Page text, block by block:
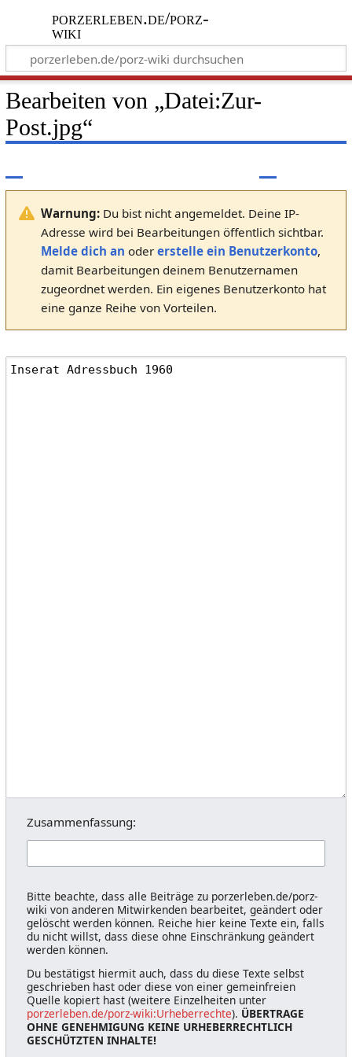
porzerleben.de/porz-
wiki
Bearbeiten von „Datei:Zur-
Post.jpg“
Warnung:Du bist nicht angemeldet. Deine IP-
Adresse wird bei Bearbeitungen öffentlich sichtbar.
Melde dich an oder erstelle ein Benutzerkonto,
damit Bearbeitungen deinem Benutzernamen
zugeordnet werden. Ein eigenes Benutzerkonto hat
eine ganze Reihe von Vorteilen.
Zusammenfassung:
Bitte beachte, dass alle Beiträge zu porzerleben.de/porz-
wiki von anderen Mitwirkenden bearbeitet, geändert oder
gelöscht werden können. Reiche hier keine Texte ein, falls
du nicht willst, dass diese ohne Einschränkung geändert
werden können.
Du bestätigst hiermit auch, dass du diese Texte selbst
geschrieben hast oder diese von einer gemeinfreien
Quelle kopiert hast (weitere Einzelheiten unter
porzerleben.de/porz-wiki:Urheberrechte). ÜBERTRAGE
OHNE GENEHMIGUNG KEINE URHEBERRECHTLICH
GESCHÜTZTEN INHALTE!